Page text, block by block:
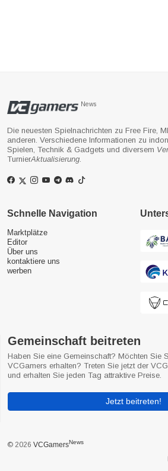
News
Die neuesten Spielnachrichten zu Free Fire,
anderen. Verschiedene Informationen zu
Spielen, Technik & Gadgets und diversem
TurnierAktualisierung
Schnelle Navigation
Marktplätze
Editor
Über uns
kontaktiere uns
werben
Gemeinschaft beitreten
Haben Sie eine Gemeinschaft? Möchten Sie
VCGamers erhalten? Treten Sie jetzt der
und erhalten Sie jeden Tag attraktive Preise.
Jetzt beitreten!
© 2026 VCGamersNews